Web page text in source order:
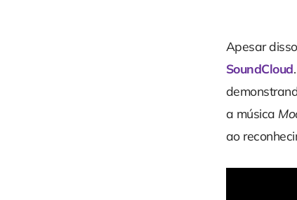
Apesar
SoundCloud
a música
ao